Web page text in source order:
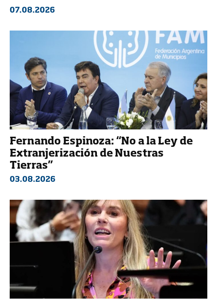
07.08.2026
Fernando Espinoza: “No a la Ley de
Extranjerización de Nuestras
Tierras”
03.08.2026